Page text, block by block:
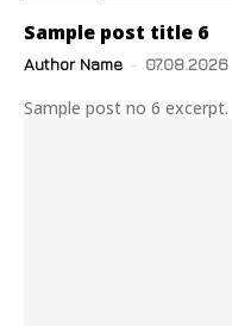
Sample post title 6
Author Name - 07.08.2026
Sample post no 6 excerpt.